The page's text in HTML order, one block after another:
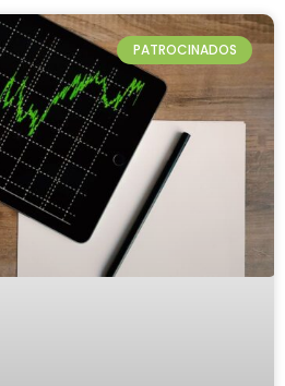
PATROCINADOS